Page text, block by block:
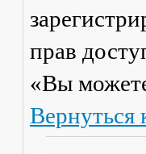
прав
«Вы
Вернуться